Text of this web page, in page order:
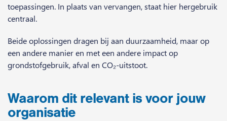
toepassingen. In plaats van vervangen, staat hier hergebruik
centraal.
Beide oplossingen dragen bij aan duurzaamheid, maar op
een andere manier en met een andere impact op
grondstofgebruik, afval en CO₂-uitstoot.
Waarom dit relevant is voor jouw
organisatie